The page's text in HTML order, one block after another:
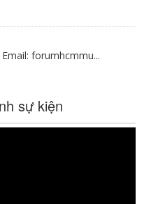
li> Email: forumhcmmu...
sự kiện